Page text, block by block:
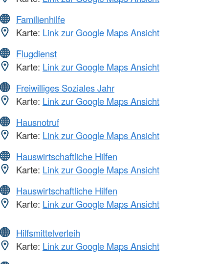
Familienhilfe
Karte: Link zur Google Maps Ansicht
Flugdienst
Karte: Link zur Google Maps Ansicht
Freiwilliges Soziales Jahr
Karte: Link zur Google Maps Ansicht
Hausnotruf
Karte: Link zur Google Maps Ansicht
Hauswirtschaftliche Hilfen
Karte: Link zur Google Maps Ansicht
Hauswirtschaftliche Hilfen
Karte: Link zur Google Maps Ansicht
Hilfsmittelverleih
Karte: Link zur Google Maps Ansicht